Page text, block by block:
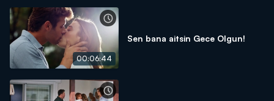
00:06:44
Sen bana aitsin Gece Olgun!